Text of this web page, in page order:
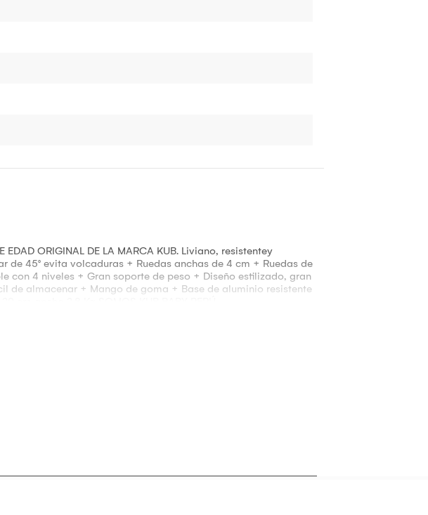
EDAD ORIGINAL DE LA MARCA KUB. Liviano, resistentey
45° evita volcaduras + Ruedas anchas de 4 cm + Ruedas de
con 4 niveles + Gran soporte de peso + Diseño estilizado, gran
de almacenar + Mango de goma + Base de aluminio resistente